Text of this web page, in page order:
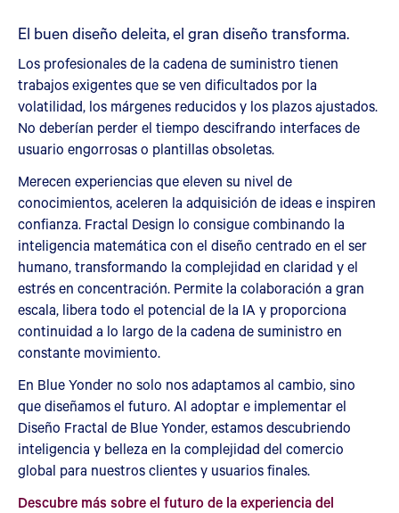
El buen diseño deleita, el gran diseño transforma.
Los profesionales de la cadena de suministro tienen
trabajos exigentes que se ven dificultados por la
volatilidad, los márgenes reducidos y los plazos ajustados.
No deberían perder el tiempo descifrando interfaces de
usuario engorrosas o plantillas obsoletas.
Merecen experiencias que eleven su nivel de
conocimientos, aceleren la adquisición de ideas e inspiren
confianza. Fractal Design lo consigue combinando la
inteligencia matemática con el diseño centrado en el ser
humano, transformando la complejidad en claridad y el
estrés en concentración. Permite la colaboración a gran
escala, libera todo el potencial de la IA y proporciona
continuidad a lo largo de la cadena de suministro en
constante movimiento.
En Blue Yonder no solo nos adaptamos al cambio, sino
que diseñamos el futuro. Al adoptar e implementar el
Diseño Fractal de Blue Yonder, estamos descubriendo
inteligencia y belleza en la complejidad del comercio
global para nuestros clientes y usuarios finales.
Descubre más sobre el futuro de la experiencia del